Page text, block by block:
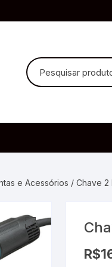
Microfone
e Acessórios / Chave 2
R$